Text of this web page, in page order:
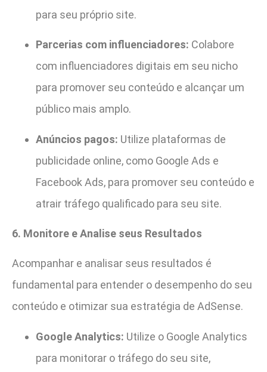
para seu próprio site.
Parcerias com influenciadores: Colabore
com influenciadores digitais em seu nicho
para promover seu conteúdo e alcançar um
público mais amplo.
Anúncios pagos: Utilize plataformas de
publicidade online, como Google Ads e
Facebook Ads, para promover seu conteúdo e
atrair tráfego qualificado para seu site.
6. Monitore e Analise seus Resultados
Acompanhar e analisar seus resultados é
fundamental para entender o desempenho do seu
conteúdo e otimizar sua estratégia de AdSense.
Google Analytics: Utilize o Google Analytics
para monitorar o tráfego do seu site,